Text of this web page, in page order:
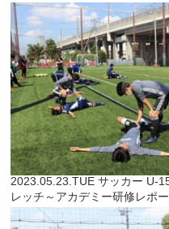
2023.05.23.TUE サッカー U-
レッチ～アカデミー研修レポ